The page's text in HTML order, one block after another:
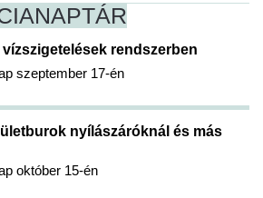
NAPTÁR
rendszerben
szeptember 17-én
nyílászáróknál és más
október 15-én